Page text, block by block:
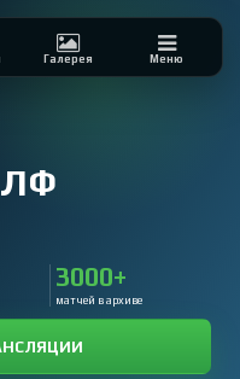
3000+
матчей в архиве
Галерея Меню